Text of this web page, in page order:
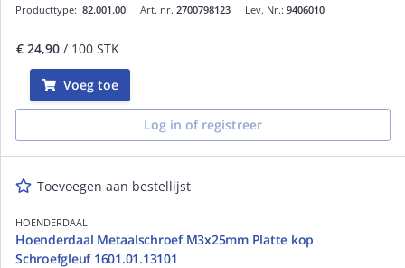
Art. nr. 2700798123
Producttype: 82.001.00 Lev. Nr.: 9406010
€ 24,90 / 100 STK
Voeg toe
Log in of registreer
Toevoegen aan bestellijst
HOENDERDAAL
Hoenderdaal Metaalschroef M3x25mm Platte kop
Schroefgleuf 1601.01.13101